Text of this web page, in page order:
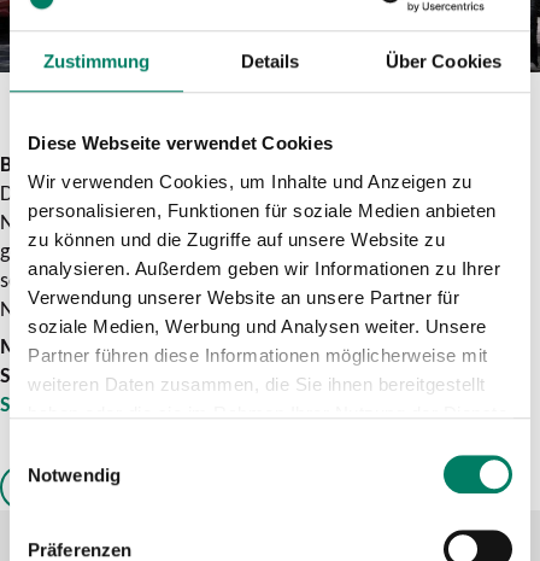
Zustimmung Details Über Cookies
Diese Webseite verwendet Cookies
Wir verwenden Cookies, um Inhalte und Anzeigen zu
personalisieren, Funktionen für soziale Medien anbieten
zu können und die Zugriffe auf unsere Website zu
analysieren. Außerdem geben wir Informationen zu Ihrer
Verwendung unserer Website an unsere Partner für
soziale Medien, Werbung und Analysen weiter. Unsere
Partner führen diese Informationen möglicherweise mit
weiteren Daten zusammen, die Sie ihnen bereitgestellt
Notwendig
Präferenzen
© Stadtwerke Bonn
Bonn.
Donnerstag, 11. Juni, beschlossen, dass der Bonner
Nahverkehr ab Montag, 15. Juni, bis Ende Juni kostenfrei
genutzt werden kann. Mit diesen und weiteren Maßnahmen
soll die angespannte Verkehrslage nach der Sperrung der
Nordbrücke entschärft werden.
Mehr Informationen dazu findet Ihr auf der Website der
SWB unter:Wer den kostenlosen ÖPNV nutzen kann -
Stadtwerke Bus und Bahn
ALLE ANZEIGEN